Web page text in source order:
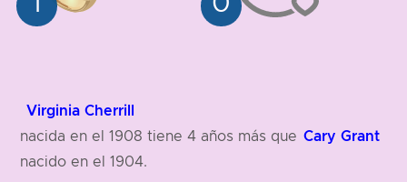
Virginia Cherrill
nacida en el 1908 tiene 4 años más que Cary Grant
nacido en el 1904.